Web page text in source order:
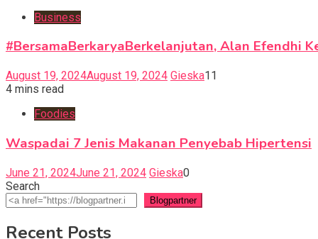
Business
#BersamaBerkaryaBerkelanjutan, Alan Efendhi
August 19, 2024August 19, 2024 Gieska11
4 mins read
Foodies
Waspadai 7 Jenis Makanan Penyebab Hipertensi
June 21, 2024June 21, 2024 Gieska0
Search
Blogpartner
Recent Posts